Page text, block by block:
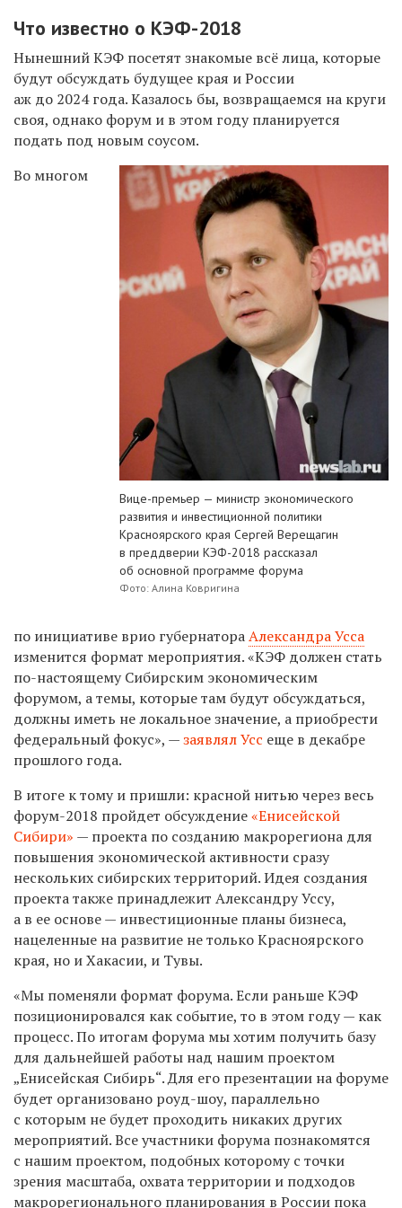
Что известно о КЭФ-2018
Нынешний КЭФ посетят знакомые всё лица, которые
будут обсуждать будущее края и России
аж до 2024 года. Казалось бы, возвращаемся на круги
своя, однако форум и в этом году планируется
подать под новым соусом.
Вице-премьер — министр экономического
развития и инвестиционной политики
Красноярского края Сергей Верещагин
в преддверии КЭФ-2018 рассказал
об основной программе форума
Фото: Алина Ковригина
Во многом
по инициативе врио губернатораАлександра Усса
изменится формат мероприятия. «КЭФ должен стать
по-настоящему Сибирским экономическим
форумом, а темы, которые там будут обсуждаться,
должны иметь не локальное значение, а приобрести
федеральный фокус», —заявлял Усс еще в декабре
прошлого года.
В итоге к тому и пришли: красной нитью через весь
форум-2018 пройдет обсуждение«Енисейской
Сибири» — проекта по созданию макрорегиона для
повышения экономической активности сразу
нескольких сибирских территорий.Идея создания
проектатакже принадлежит Александру Уссу,
а в ее основе — инвестиционные планы бизнеса,
нацеленные на развитие не только Красноярского
края, но и Хакасии, и Тувы.
«Мы поменяли формат форума. Если раньше КЭФ
позиционировался как событие, то в этом году — как
процесс. По итогам форума мы хотим получить базу
для дальнейшей работы над нашим проектом
„Енисейская Сибирь“. Для его презентации на форуме
будет организовано роуд-шоу, параллельно
с которым не будет проходить никаких других
мероприятий. Все участники форума познакомятся
с нашим проектом, подобных которому с точки
зрения масштаба, охвата территории и подходов
макрорегионального планирования в России пока